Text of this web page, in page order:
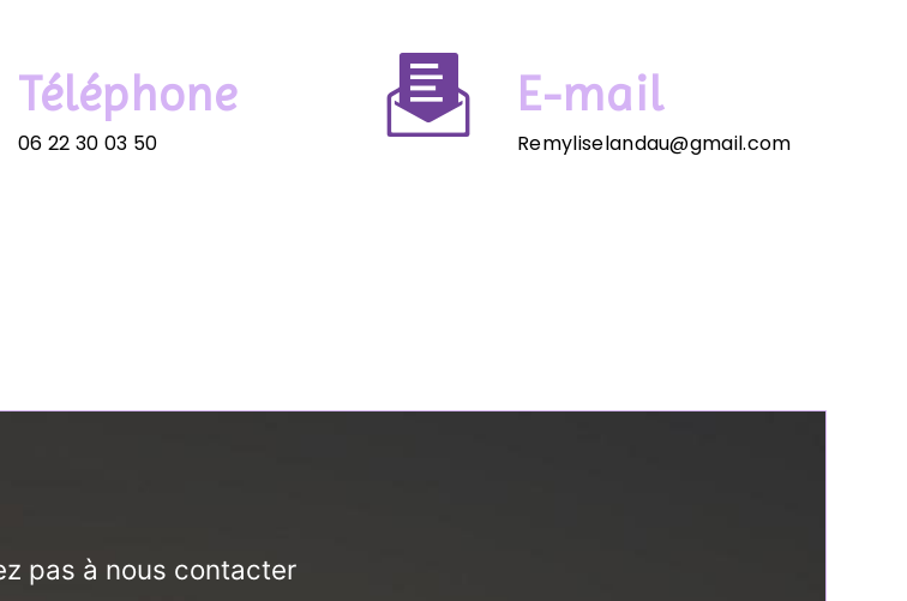
Téléphone
06 22 30 03 50
E-mail
Remyliselandau@gmail.com
pas à nous contacter